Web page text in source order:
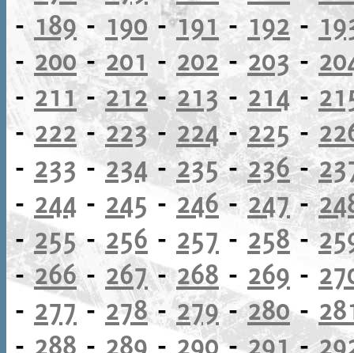
- 189 - 190 -191- 192 -
- 200-201 - 202-203 -
- 211-212-213 - 214 -
- 222 -223-224-225-
- 233 -234 -235-236-
- 244 - 245 - 246-247-
- 255- 256 - 257 - 258-
-266- 267-268 - 269 -
- 277-278-279-280-
- 288 - 289 - 290-291-